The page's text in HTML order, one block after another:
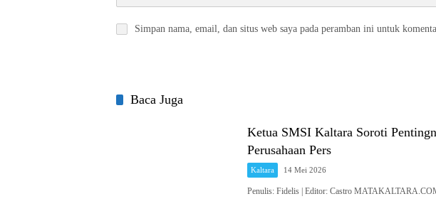
Simpan nama, email, dan situs web saya pada peramban ini untuk
Baca Juga
Ketua SMSI Kaltara Soroti
Perusahaan Pers
Kaltara 14 Mei 2026
Penulis: Fidelis | Editor: Castro